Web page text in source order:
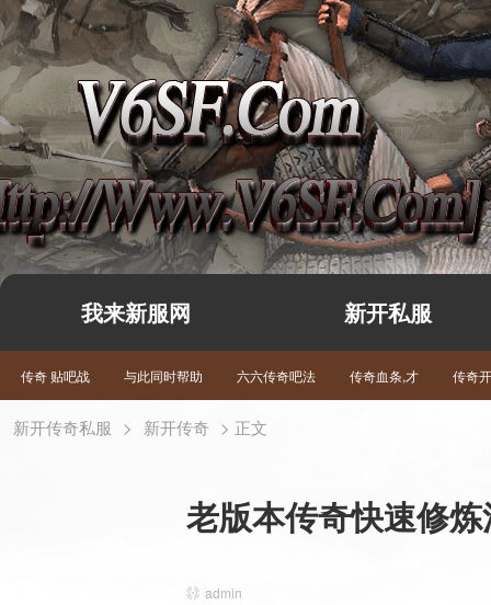
我来新服网 新开私服
传奇 贴吧战 与此同时帮助 六六传奇吧法 传奇血条,才 传奇
新开传奇私服 > 新开传奇 > 正文
老版本传奇快速修
admin